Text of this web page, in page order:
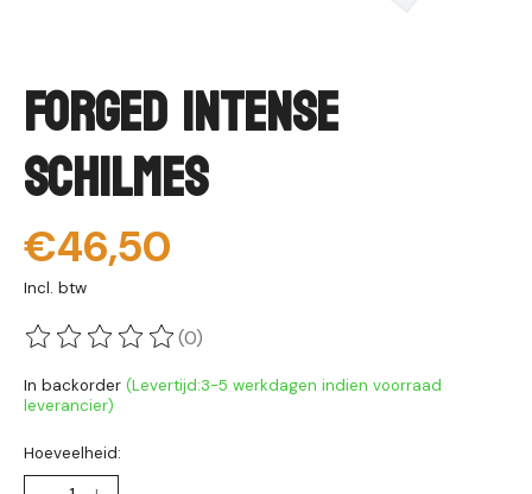
Forged Intense
Schilmes
€46,50
Incl. btw
De beoordeling van dit product is
(0)
In backorder (Levertijd:3-5 werkdagen indien voorraad
leverancier)
Hoeveelheid: